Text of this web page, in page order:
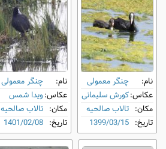
نام:
چنگر معمولی
عکاس:کورش سلیمانی
مکان: تالاب صالحیه
تاریخ: 1399/03/15
نام:
چنگر معمولی
عکاس:ویدا شمس
مکان: تالاب صالحیه
تاریخ: 1401/02/08